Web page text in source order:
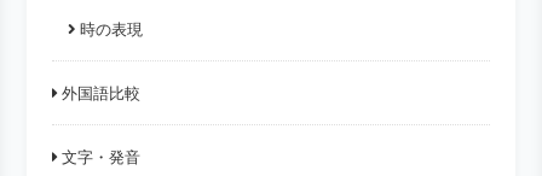
時の表現
外国語比較
文字・発音